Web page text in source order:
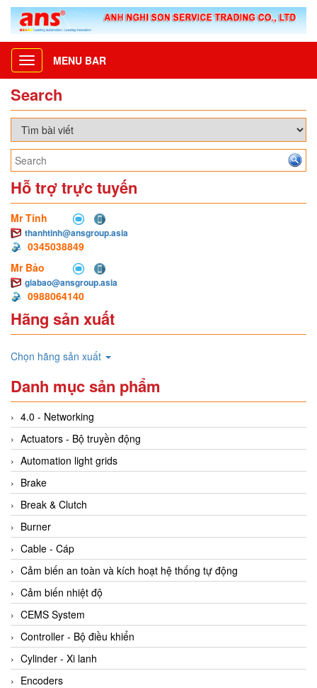
Toggle
navigation
MENU BAR
Search
Hỗ trợ trực tuyến
Mr Tính
thanhtinh@ansgroup.asia
0345038849
Mr Bảo
giabao@ansgroup.asia
0988064140
Hãng sản xuất
Chọn hãng sản xuất
Danh mục sản phẩm
4.0 - Networking
Actuators - Bộ truyền động
Automation light grids
Brake
Break & Clutch
Burner
Cable - Cáp
Cảm biến an toàn và kích hoạt hệ thống tự động
Cảm biến nhiệt độ
CEMS System
Controller - Bộ điều khiển
Cylinder - Xi lanh
Encoders